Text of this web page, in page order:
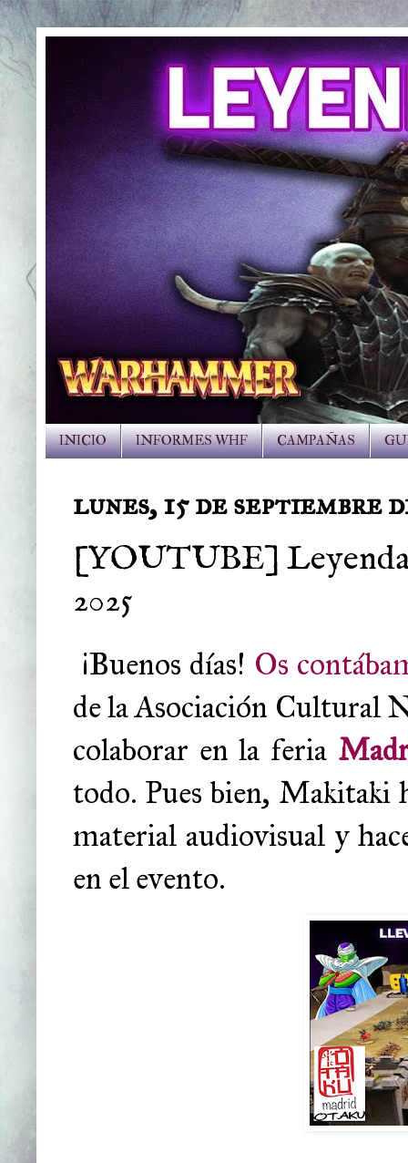
INICIO INFORMES WHF CAMPAÑAS
lunes, 15 de septiembre
[YOUTUBE]
2025
¡Buenos días! Os
de la Asociación Cultural
colaborar en la feria
todo. Pues bien, Makitaki
material audiovisual y
en el evento.